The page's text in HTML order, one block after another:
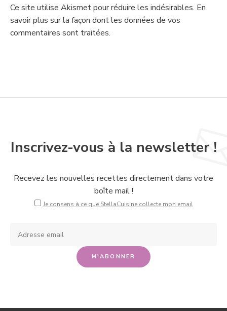
Ce site utilise Akismet pour réduire les indésirables. En
savoir plus sur la façon dont les données de vos
commentaires sont traitées.
Inscrivez-vous à la newsletter !
Recevez les nouvelles recettes directement dans votre
boîte mail !
Je consens à ce que StellaCuisine collecte mon email